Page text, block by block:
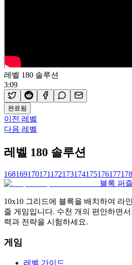
레벨 180 솔루션
3:09
완료됨
이전 레벨
다음 레벨
레벨 180 솔루션
168169170171172173174175176177178
블록 퍼즐
10x10 그리드에 블록을 배치하여 라
즐 게임입니다. 수천 개의 편안하면
력과 전략을 시험하세요.
게임
레벨 가이드